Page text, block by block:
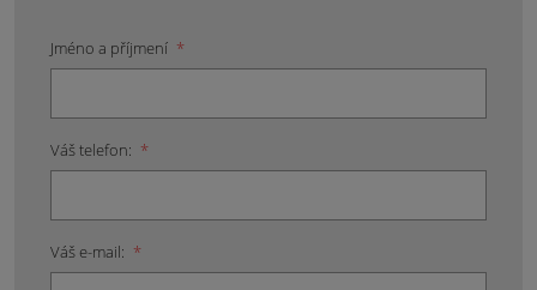
Jméno a příjmení *
Váš telefon: *
Váš e-mail: *